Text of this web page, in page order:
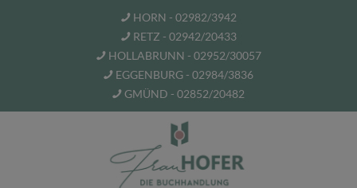
HORN - 02982/3942
RETZ - 02942/20433
HOLLABRUNN - 02952/30057
EGGENBURG - 02984/3836
GMÜND - 02852/20482